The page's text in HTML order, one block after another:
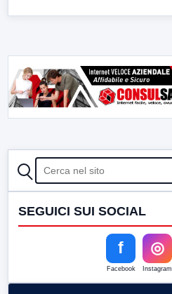
CERCA
SEGUICI SUI SOCIAL
f
Facebook
◎
Instagram